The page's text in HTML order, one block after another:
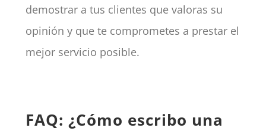
demostrar a tus clientes que valoras su
opinión y que te comprometes a prestar el
mejor servicio posible.
FAQ: ¿Cómo escribo una